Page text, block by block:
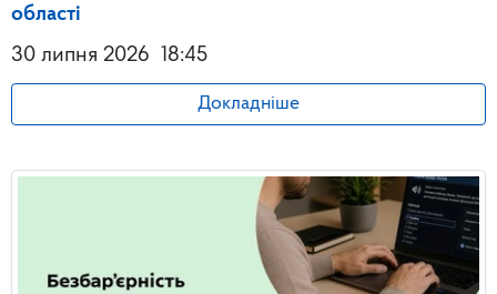
області
30 липня 2026 18:45
Докладніше